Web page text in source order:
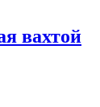
вахтой